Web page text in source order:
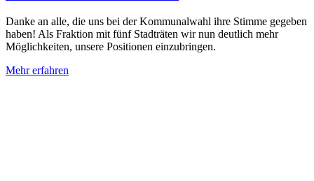
Danke an alle, die uns bei der Kommunalwahl ihre Stimme gegeben
haben! Als Fraktion mit fünf Stadträten wir nun deutlich mehr
Möglichkeiten, unsere Positionen einzubringen.
Mehr erfahren